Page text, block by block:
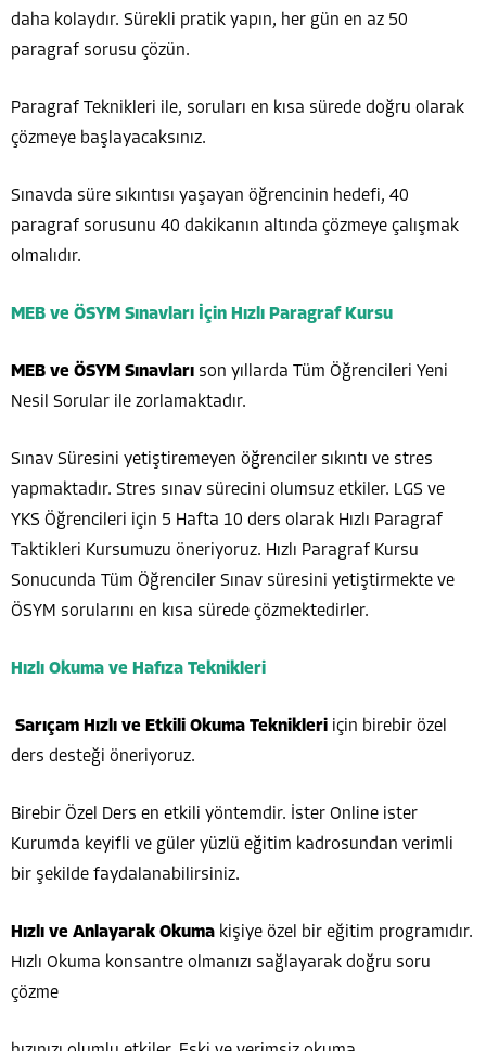
daha kolaydır. Sürekli pratik yapın, her gün en az 50
paragraf sorusu çözün.
Paragraf Teknikleri ile, soruları en kısa sürede doğru olarak
çözmeye başlayacaksınız.
Sınavda süre sıkıntısı yaşayan öğrencinin hedefi, 40
paragraf sorusunu 40 dakikanın altında çözmeye çalışmak
olmalıdır.
MEB ve ÖSYM Sınavları İçin Hızlı Paragraf Kursu
MEB ve ÖSYM Sınavları son yıllarda Tüm Öğrencileri Yeni
Nesil Sorular ile zorlamaktadır.
Sınav Süresini yetiştiremeyen öğrenciler sıkıntı ve stres
yapmaktadır. Stres sınav sürecini olumsuz etkiler. LGS ve
YKS Öğrencileri için 5 Hafta 10 ders olarak Hızlı Paragraf
Taktikleri Kursumuzu öneriyoruz. Hızlı Paragraf Kursu
Sonucunda Tüm Öğrenciler Sınav süresini yetiştirmekte ve
ÖSYM sorularını en kısa sürede çözmektedirler.
Hızlı Okuma ve Hafıza Teknikleri
Sarıçam Hızlı ve Etkili Okuma Teknikleri için birebir özel
ders desteği öneriyoruz.
Birebir Özel Ders en etkili yöntemdir. İster Online ister
Kurumda keyifli ve güler yüzlü eğitim kadrosundan verimli
bir şekilde faydalanabilirsiniz.
Hızlı ve Anlayarak Okuma kişiye özel bir eğitim programıdır.
Hızlı Okuma konsantre olmanızı sağlayarak doğru soru
çözme